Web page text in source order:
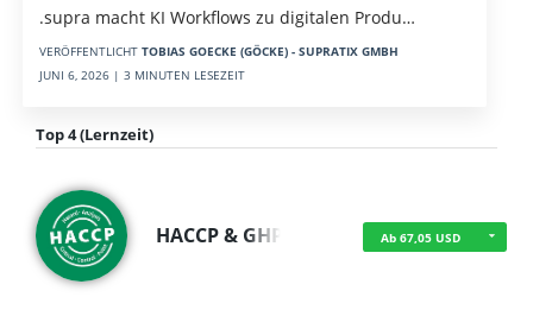
.supra macht KI Workflows zu digitalen Produ…
VERÖFFENTLICHT TOBIAS GOECKE (GÖCKE) - SUPRATIX GMBH
JUNI 6, 2026 | 3 MINUTEN LESEZEIT
Top 4 (Lernzeit)
HACCP & GHP Ab 67,05 USD